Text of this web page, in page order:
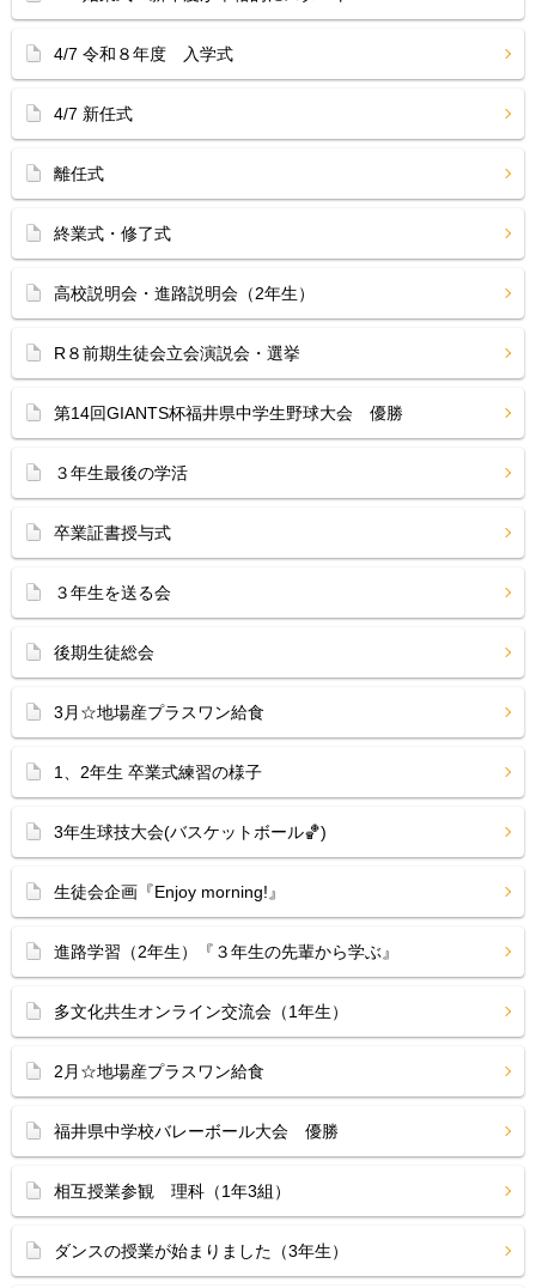
4/7 令和８年度 入学式
4/7 新任式
離任式
終業式・修了式
高校説明会・進路説明会（2年生）
R８前期生徒会立会演説会・選挙
第14回GIANTS杯福井県中学生野球大会 優勝
３年生最後の学活
卒業証書授与式
３年生を送る会
後期生徒総会
3月☆地場産プラスワン給食
1、2年生 卒業式練習の様子
3年生球技大会(バスケットボール🏀)
生徒会企画『Enjoy morning!』
進路学習（2年生）『３年生の先輩から学ぶ』
多文化共生オンライン交流会（1年生）
2月☆地場産プラスワン給食
福井県中学校バレーボール大会 優勝
相互授業参観 理科（1年3組）
ダンスの授業が始まりました（3年生）